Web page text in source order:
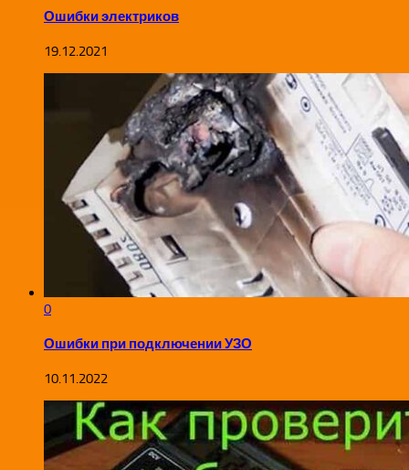
Ошибки электриков
19.12.2021
0
Ошибки при подключении УЗО
10.11.2022